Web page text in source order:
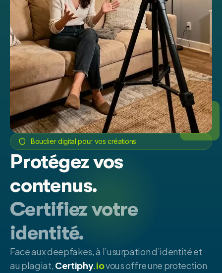
Bouclier digital pour vos créations
Protégez vos
contenus.
Certifiez votre
identité.
Face aux deepfakes, à l’usurpation d’identité et
au plagiat, Certiphy.iovous offre une protection